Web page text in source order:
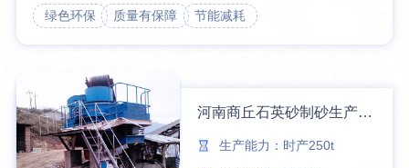
绿色环保 质量有保障 节能减耗
河南商丘石英砂制砂生产线现场
生产能力：时产250t